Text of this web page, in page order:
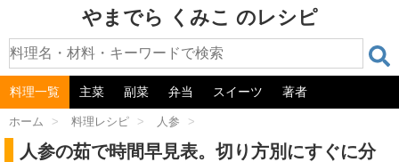
やまでら くみこ のレシピ
料理一覧 主菜 副菜 弁当 スイーツ 著者
ホーム > 料理レシピ > 人参 >
人参の茹で時間早見表。切り方別にすぐに分